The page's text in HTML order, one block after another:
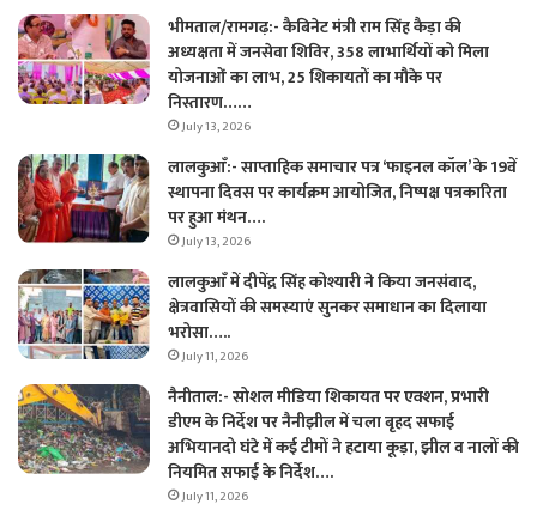
भीमताल/रामगढ़:- कैबिनेट मंत्री राम सिंह कैड़ा की
अध्यक्षता में जनसेवा शिविर, 358 लाभार्थियों को मिला
योजनाओं का लाभ, 25 शिकायतों का मौके पर
निस्तारण……
July 13, 2026
लालकुआँ:- साप्ताहिक समाचार पत्र ‘फाइनल कॉल’ के 19वें
स्थापना दिवस पर कार्यक्रम आयोजित, निष्पक्ष पत्रकारिता
पर हुआ मंथन….
July 13, 2026
लालकुआँ में दीपेंद्र सिंह कोश्यारी ने किया जनसंवाद,
क्षेत्रवासियों की समस्याएं सुनकर समाधान का दिलाया
भरोसा…..
July 11, 2026
नैनीताल:- सोशल मीडिया शिकायत पर एक्शन, प्रभारी
डीएम के निर्देश पर नैनीझील में चला बृहद सफाई
अभियानदो घंटे में कई टीमों ने हटाया कूड़ा, झील व नालों की
नियमित सफाई के निर्देश….
July 11, 2026